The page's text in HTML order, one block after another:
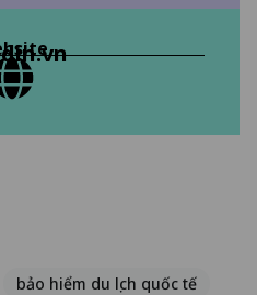
bảo hiểm du lịch quốc tế